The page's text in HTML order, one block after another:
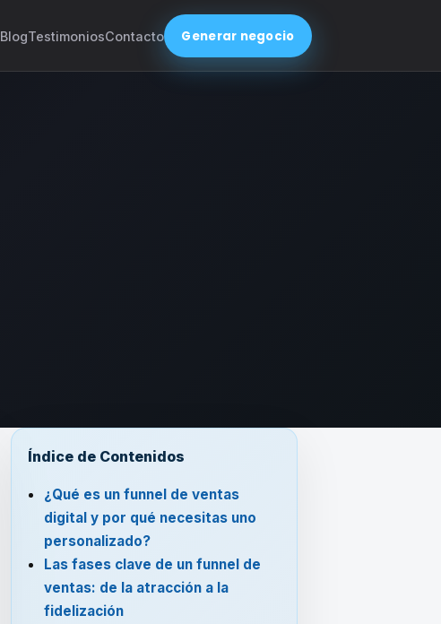
BlogTestimoniosContacto Generar negocio
Índice de Contenidos
¿Qué es un funnel de ventas
digital y por qué necesitas uno
personalizado?
Las fases clave de un funnel de
ventas: de la atracción a la
fidelización